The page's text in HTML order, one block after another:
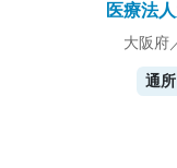
医療法
大阪府
通